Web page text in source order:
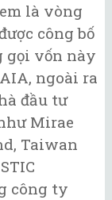
là vòng
công bố
gọi vốn này
ngoài ra
đầu tư
Mirae
Taiwan
công ty